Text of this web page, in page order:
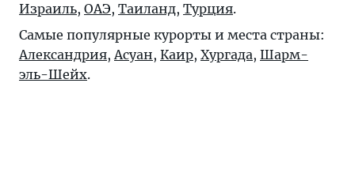
Израиль, ОАЭ, Таиланд, Турция.
Самые популярные курорты и места страны:
Александрия,Асуан, Каир, Хургада, Шарм-
эль-Шейх.